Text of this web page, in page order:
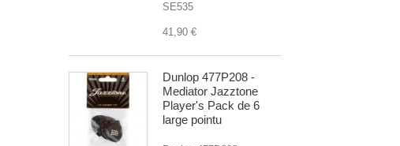
SE535
41,90 €
Dunlop 477P208 -
Mediator Jazztone
Player's Pack de 6
large pointu